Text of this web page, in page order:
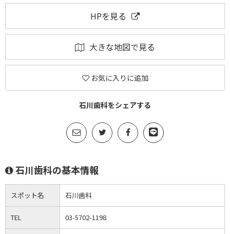
HPを見る
大きな地図で見る
お気に入りに追加
石川歯科をシェアする
石川歯科の基本情報
スポット名 石川歯科
TEL 03-5702-1198